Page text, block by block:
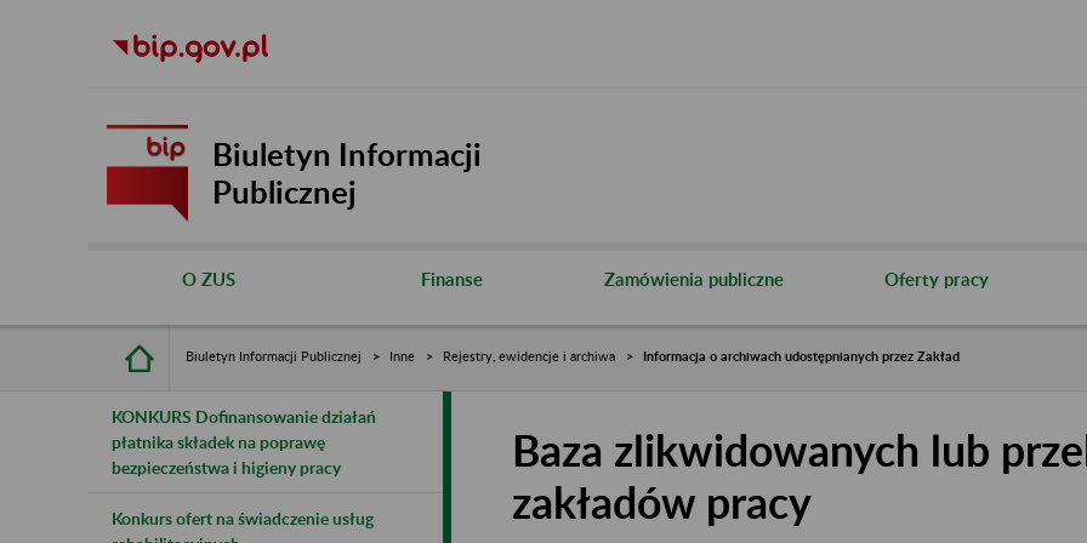
Biuletyn Informacji
Publicznej
O ZUS Finanse Zamówienia publiczne Oferty pracy
Biuletyn Informacji Publicznej Inne Rejestry, ewidencje i archiwa Informacja o archiwach udostępnianych przez Zakład
KONKURS Dofinansowanie działań
płatnika składek na poprawę
bezpieczeństwa i higieny pracy
Konkurs ofert na świadczenie usług
Baza zlikwidowanych lub
zakładów pracy